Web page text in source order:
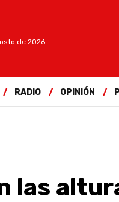
de 2026
RADIO OPINIÓN
las